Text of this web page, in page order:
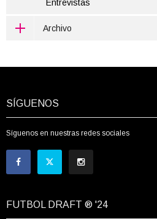
Entrevistas
Archivo
SÍGUENOS
Síguenos en nuestras redes sociales
FUTBOL DRAFT ® '24